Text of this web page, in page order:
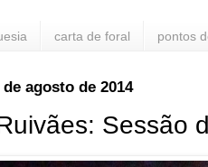
carta de foral pontos
agosto de 2014
Sessão